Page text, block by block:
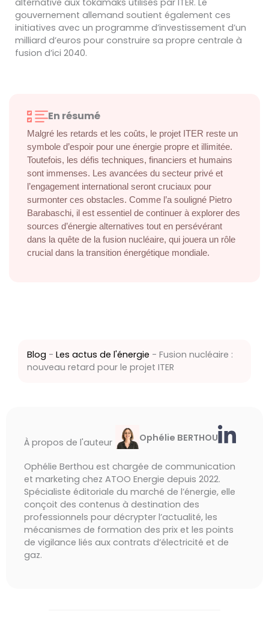
gouvernement allemand soutient également ces
initiatives avec un programme d’investissement d’un
milliard d’euros pour construire sa propre centrale à
fusion d’ici 2040.
En résumé
Malgré les retards et les coûts, le projet ITER reste un
symbole d’espoir pour une énergie propre et illimitée.
Toutefois, les défis techniques, financiers et humains
sont immenses. Les avancées du secteur privé et
l’engagement international seront cruciaux pour
surmonter ces obstacles. Comme l’a souligné Pietro
Barabaschi, il est essentiel de continuer à explorer des
sources d’énergie alternatives tout en persévérant
dans la quête de la fusion nucléaire, qui jouera un rôle
crucial dans la transition énergétique mondiale.
Blog - Les actus de l'énergie - Fusion nucléaire :
nouveau retard pour le projet ITER
À propos de l'auteur Ophélie BERTHOU
Ophélie Berthou est chargée de communication
et marketing chez ATOO Energie depuis 2022.
Spécialiste éditoriale du marché de l’énergie, elle
conçoit des contenus à destination des
professionnels pour décrypter l’actualité, les
mécanismes de formation des prix et les points
de vigilance liés aux contrats d’électricité et de
gaz.